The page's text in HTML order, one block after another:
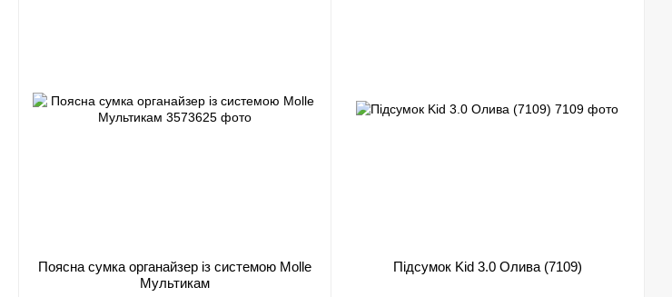
Поясна сумка органайзер із системою Molle
Мультикам
Підсумок Kid 3.0 Олива (7109)